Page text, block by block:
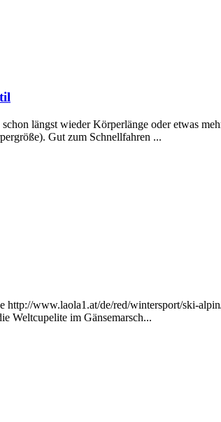
längst wieder Körperlänge oder etwas
Gut zum Schnellfahren ...
http://www.laola1.at/de/red/wintersport/ski-
Weltcupelite im Gänsemarsch...